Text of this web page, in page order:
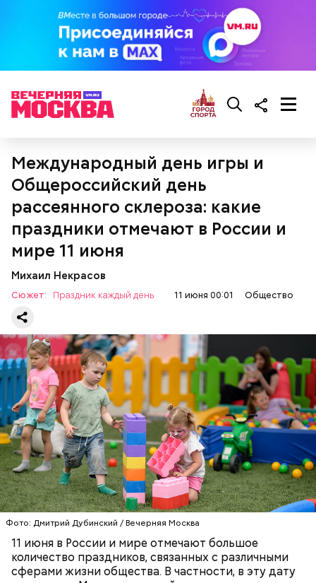
Международный день игры и
Общероссийский день
рассеянного склероза: какие
праздники отмечают в России и
мире 11 июня
Михаил Некрасов
Сюжет: Праздник каждый день 11 июня 00:01 Общество
Фото: Дмитрий Дубинский / Вечерняя Москва
11 июня в России и мире отмечают большое
количество праздников, связанных с различными
сферами жизни общества. В частности, в эту дату
Противень ставится в духовку, разогретую до 180–
190 градусов. Спагетти из кабачка нужно запекать
25–30 минут.
диетолог Соломатина рассказала
о пользе кабачков
Кабачки, тушеные с курицей
майонез: три простых рецепта
польза сезонных овощей и
фруктов